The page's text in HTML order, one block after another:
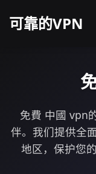
可靠的VPN
免費 中國 vpn
伴。我们提供全
地区，保护您